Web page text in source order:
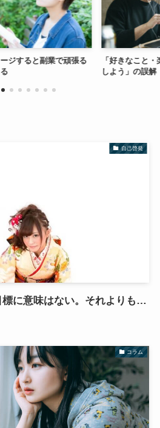
ジすると副業で頑張る
「好きなこと・
しよう」の誤解
自己啓発
に意味はない。それよりも…
コラム